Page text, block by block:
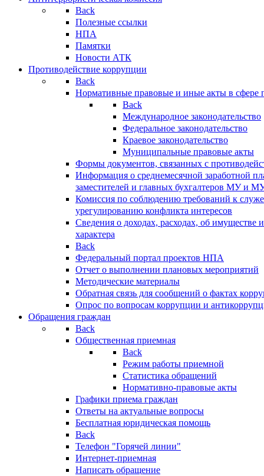
Back
Полезные ссылки
НПА
Памятки
Новости АТК
Противодействие коррупции
Back
Нормативные правовые и иные акты в сфере
Back
Международное законодательство
Федеральное законодательство
Краевое законодательство
Муниципальные правовые акты
Формы документов, связанных с
Информация о среднемесячной заработной
заместителей и главных бухгалтеров МУ и
Комиссия по соблюдению требований к
урегулированию конфликта интересов
Сведения о доходах, расходах, об имуществе
характера
Back
Федеральный портал проектов НПА
Отчет о выполнении плановых мероприятий
Методические материалы
Обратная связь для сообщений о фактах
Опрос по вопросам коррупции и
Обращения граждан
Back
Общественная приемная
Back
Режим работы приемной
Статистика обращений
Нормативно-правовые акты
Графики приема граждан
Ответы на актуальные вопросы
Бесплатная юридическая помощь
Back
Телефон "Горячей линии"
Интернет-приемная
Написать обращение